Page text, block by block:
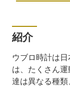
紹介
ウブロ時計は
は、たくさん
達は異なる種類